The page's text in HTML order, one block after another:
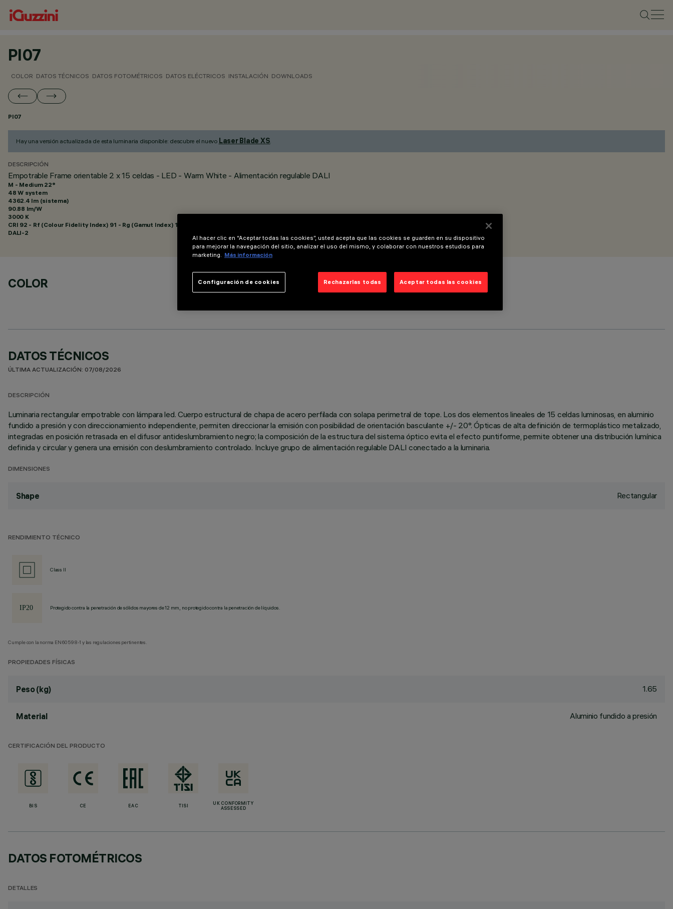
PI07
COLOR DATOS TÉCNICOS DATOS FOTOMÉTRICOS DATOS ELÉCTRICOS INSTALACIÓN DOWNLOADS
PI07
Hay una versión actualizada de esta luminaria disponible: descubre el nuevo Laser Blade XS.
DESCRIPCIÓN
Empotrable Frame orientable 2 x 15 celdas - LED - Warm White - Alimentación regulable DALI
M - Medium 22°
48 W system
4362.4 lm (sistema)
90.88 lm/W
3000 K
CRI 92 - Rf (Colour Fidelity Index) 91 - Rg (Gamut Index) 102
DALI-2
COLOR
DATOS TÉCNICOS
ÚLTIMA ACTUALIZACIÓN: 07/08/2026
DESCRIPCIÓN
Luminaria rectangular empotrable con lámpara led. Cuerpo estructural de chapa de acero perfilada con solapa perimetral de tope. Los dos elementos lineales de 15 celdas luminosas, en aluminio
fundido a presión y con direccionamiento independiente, permiten direccionar la emisión con posibilidad de orientación basculante +/- 20°. Ópticas de alta definición de termoplástico metalizado,
integradas en posición retrasada en el difusor antideslumbramiento negro; la composición de la estructura del sistema óptico evita el efecto puntiforme, permite obtener una distribución lumínica
definida y circular y genera una emisión con deslumbramiento controlado. Incluye grupo de alimentación regulable DALI conectado a la luminaria.
DIMENSIONES
Shape Rectangular
RENDIMIENTO TÉCNICO
Class II
Protegido contra la penetración de sólidos mayores de 12 mm, no protegido contra la penetración de líquidos.
Cumple con la norma EN60598-1 y las regulaciones pertinentes.
PROPIEDADES FÍSICAS
Peso (kg) 1.65
Material Aluminio fundido a presión
CERTIFICACIÓN DEL PRODUCTO
BIS CE EAC TISI
UK CONFORMITY
ASSESSED
DATOS FOTOMÉTRICOS
DETALLES
Al hacer clic en “Aceptar todas las cookies”, usted acepta que las cookies se guarden en su dispositivo
para mejorar la navegación del sitio, analizar el uso del mismo, y colaborar con nuestros estudios para
marketing. Más información
Rechazarlas todas Aceptar todas las cookies
Configuración de cookies